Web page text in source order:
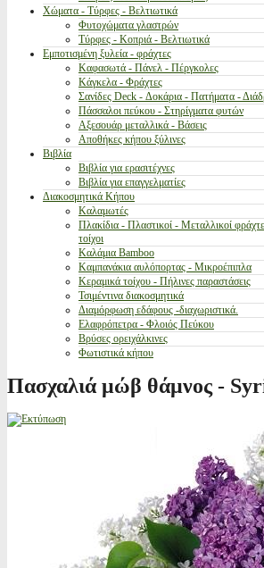
Χώματα - Τύρφες - Βελτιωτικά
Φυτοχώματα γλαστρών
Τύρφες - Κοπριά - Βελτιωτικά
Εμποτισμένη ξυλεία - φράχτες
Καφασωτά - Πάνελ - Πέργκολες
Κάγκελα - Φράχτες
Σανίδες Deck - Δοκάρια - Πατήματα -
Πάσσαλοι πεύκου - Στηρίγματα φυτών
Αξεσουάρ μεταλλικά - Βάσεις
Αποθήκες κήπου ξύλινες
Βιβλία
Βιβλία για ερασιτέχνες
Βιβλία για επαγγελματίες
Διακοσμητικά Κήπου
Καλαμωτές
Πλακίδια - Πλαστικοί - Μεταλλικοί
τοίχοι
Καλάμια Bamboo
Καμπανάκια αυλόπορτας - Μικροέπιπλα
Κεραμικά τοίχου - Πήλινες παραστάσεις
Τσιμέντινα διακοσμητικά
Διαμόρφωση εδάφους -διαχωριστικά.
Ελαφρόπετρα - Φλοιός Πεύκου
Βρύσες ορειχάλκινες
Φωτιστικά κήπου
Πασχαλιά μώβ θάμνος -